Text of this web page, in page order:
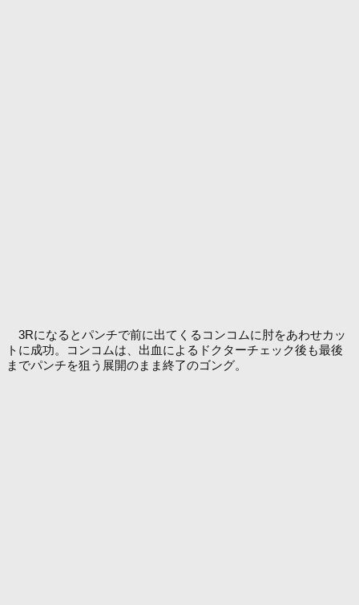
3Rになるとパンチで前に出てくるコンコムに肘をあわせカッ
トに成功。コンコムは、出血によるドクターチェック後も最後
までパンチを狙う展開のまま終了のゴング。